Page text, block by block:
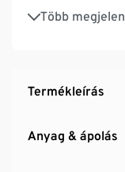
Több
Ezek a
Termékleírás
Anyag & ápolás